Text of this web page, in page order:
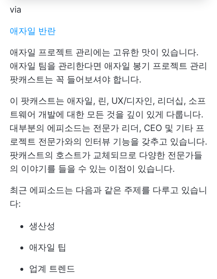
via
애자일 반란
애자일 프로젝트 관리에는 고유한 맛이 있습니다.
애자일 팀을 관리한다면 애자일 봉기 프로젝트 관리
팟캐스트는 꼭 들어보셔야 합니다.
이 팟캐스트는 애자일, 린, UX/디자인, 리더십, 소프
트웨어 개발에 대한 모든 것을 깊이 있게 다룹니다.
대부분의 에피소드는 전문가 리더, CEO 및 기타 프
로젝트 전문가와의 인터뷰 기능을 갖추고 있습니다.
팟캐스트의 호스트가 교체되므로 다양한 전문가들
의 이야기를 들을 수 있는 이점이 있습니다.
최근 에피소드는 다음과 같은 주제를 다루고 있습니
다:
생산성
애자일 팁
업계 트렌드